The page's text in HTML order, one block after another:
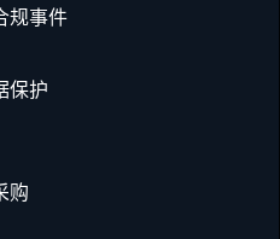
规事件
保护
购